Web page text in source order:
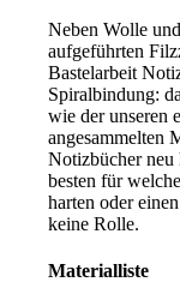
Neben Wolle
aufgeführten
Bastelarbeit
Spiralbindung:
wie der unseren
angesammelten
Notizbücher neu
besten für
harten oder
keine Rolle.
Materialliste